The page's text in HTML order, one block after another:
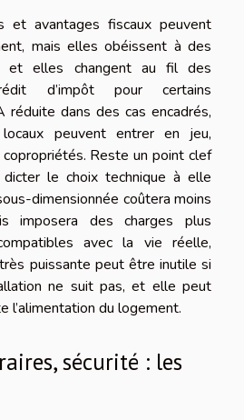
et avantages fiscaux peuvent
mais elles obéissent à des
et elles changent au fil des
d’impôt pour certains
réduite dans des cas encadrés,
peuvent entrer en jeu,
Reste un point clef
le choix technique à elle
dimensionnée coûtera moins
imposera des charges plus
avec la vie réelle,
puissante peut être inutile si
ne suit pas, et elle peut
l’alimentation du logement.
sécurité : les